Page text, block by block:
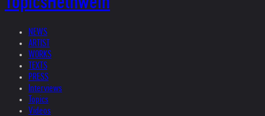
NEWS
ARTIST
WORKS
TEXTS
PRESS
Interviews
Topics
Videos